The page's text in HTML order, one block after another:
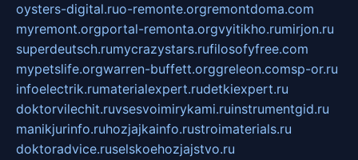
oysters-digital.ruo-remonte.orgremontdoma.com
myremont.orgportal-remonta.orgvyitikho.rumirjon.ru
superdeutsch.rumycrazystars.rufilosofyfree.com
mypetslife.orgwarren-buffett.orggreleon.comsp-or.ru
infoelectrik.rumaterialexpert.rudetkiexpert.ru
doktorvilechit.ruvsesvoimirykami.ruinstrumentgid.ru
manikjurinfo.ruhozjajkainfo.rustroimaterials.ru
doktoradvice.ruselskoehozjajstvo.ru